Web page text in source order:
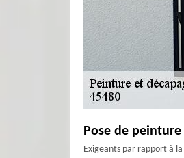
Pose de
Exigeants par rapport à